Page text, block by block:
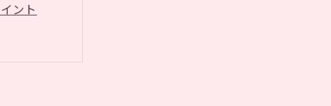
ント
方法